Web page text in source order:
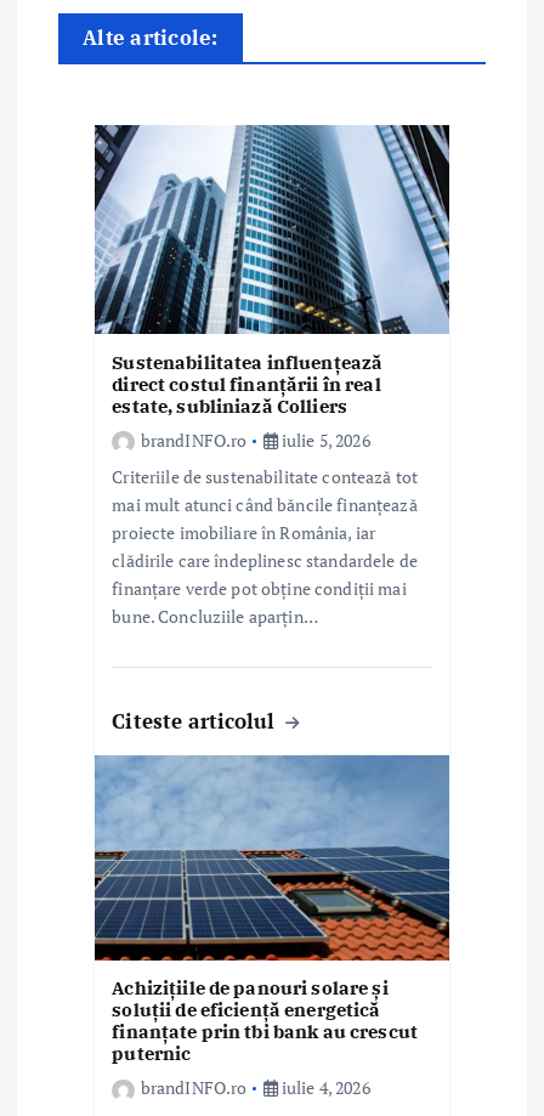
Alte articole:
Sustenabilitatea influențează
direct costul finanțării în real
estate, subliniază Colliers
brandINFO.ro
iulie 5, 2026
Criteriile de sustenabilitate contează tot
mai mult atunci când băncile finanțează
proiecte imobiliare în România, iar
clădirile care îndeplinesc standardele de
finanțare verde pot obține condiții mai
bune. Concluziile aparțin…
Citeste articolul
Achizițiile de panouri solare și
soluții de eficiență energetică
finanțate prin tbi bank au crescut
puternic
brandINFO.ro
iulie 4, 2026